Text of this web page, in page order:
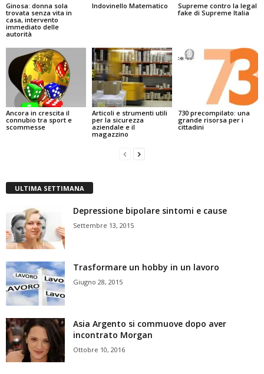
Ginosa: donna sola
trovata senza vita in
casa, intervento
immediato delle
autorità
Indovinello Matematico
Supreme contro la legal
fake di Supreme Italia
Ancora in crescita il
connubio tra sport e
scommesse
Articoli e strumenti utili
per la sicurezza
aziendale e il
magazzino
730 precompilato: una
grande risorsa per i
cittadini
ULTIMA SETTIMANA
Depressione bipolare sintomi e cause
Settembre 13, 2015
Trasformare un hobby in un lavoro
Giugno 28, 2015
Asia Argento si commuove dopo aver
incontrato Morgan
Ottobre 10, 2016